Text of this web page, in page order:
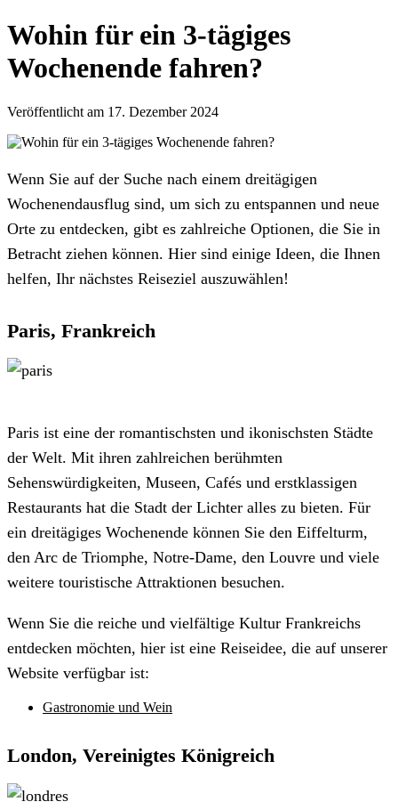
Wohin für ein 3-tägiges
Wochenende fahren?
Veröffentlicht am 17. Dezember 2024
Wenn Sie auf der Suche nach einem dreitägigen
Wochenendausflug sind, um sich zu entspannen und neue
Orte zu entdecken, gibt es zahlreiche Optionen, die Sie in
Betracht ziehen können. Hier sind einige Ideen, die Ihnen
helfen, Ihr nächstes Reiseziel auszuwählen!
Paris, Frankreich
Paris ist eine der romantischsten und ikonischsten Städte
der Welt. Mit ihren zahlreichen berühmten
Sehenswürdigkeiten, Museen, Cafés und erstklassigen
Restaurants hat die Stadt der Lichter alles zu bieten. Für
ein dreitägiges Wochenende können Sie den Eiffelturm,
den Arc de Triomphe, Notre-Dame, den Louvre und viele
weitere touristische Attraktionen besuchen.
Wenn Sie die reiche und vielfältige Kultur Frankreichs
entdecken möchten, hier ist eine Reiseidee, die auf unserer
Website verfügbar ist:
Gastronomie und Wein
London, Vereinigtes Königreich